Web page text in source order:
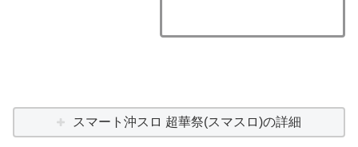
スマート沖スロ 超華祭(スマスロ)の詳細